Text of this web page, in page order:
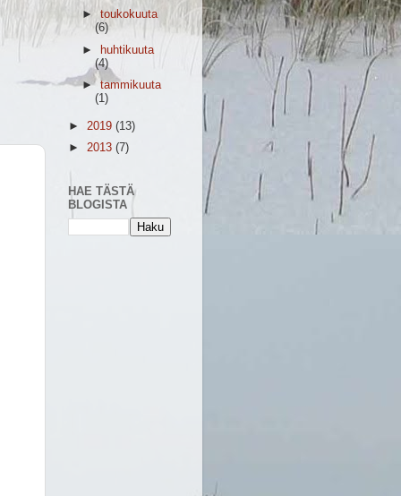
►toukokuuta
(6)
►
huhtikuuta
(4)
►tammikuuta
(1)
► 2019 (13)
► 2013 (7)
HAE TÄSTÄ
BLOGISTA